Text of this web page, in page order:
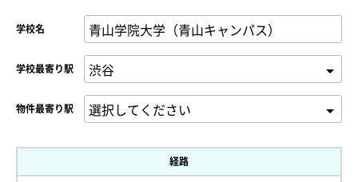
学校名
学校最寄り駅
物件最寄り駅
経路